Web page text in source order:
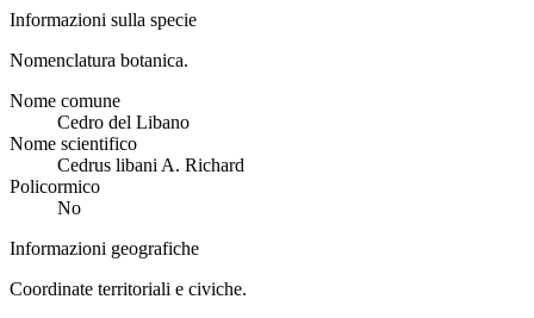
Informazioni sulla specie
Nomenclatura botanica.
Nome comune
Cedro del Libano
Nome scientifico
Cedrus libani A. Richard
Policormico
No
Informazioni geografiche
Coordinate territoriali e civiche.